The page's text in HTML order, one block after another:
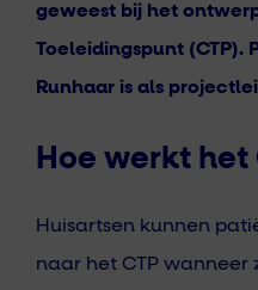
geweest bij het
Toeleidingspunt (CTP).
Runhaar is als
Hoe werkt het
Huisartsen kunnen
naar het CTP wanneer